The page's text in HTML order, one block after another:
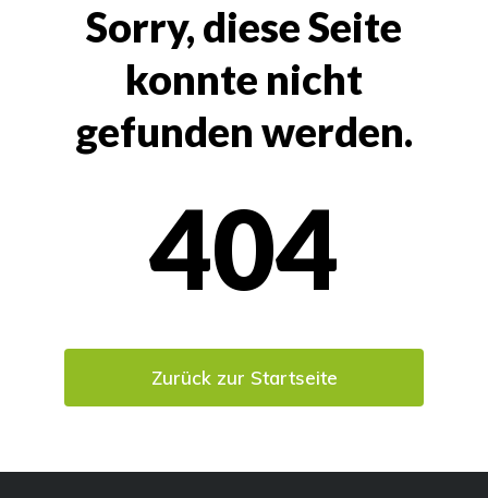
Sorry, diese Seite
konnte nicht
gefunden werden.
404
Zurück zur Startseite